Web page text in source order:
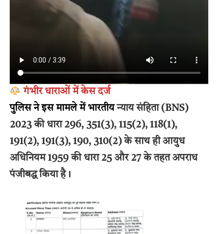
गंभीर धाराओं में केस दर्ज
पुलिस ने इस मामले में भारतीयन्याय संहिता (BNS)
2023 की धारा 296, 351(3), 115(2), 118(1),
191(2), 191(3), 190, 310(2) के साथ ही आयुध
अधिनियम 1959 की धारा 25 और 27 के तहत अपराध
पंजीबद्ध किया है।